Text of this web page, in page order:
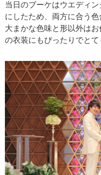
当日のブーケはウエディ
にしたため、両方に合う色
大まかな色味と形以外は
の衣装にもぴったりでとて